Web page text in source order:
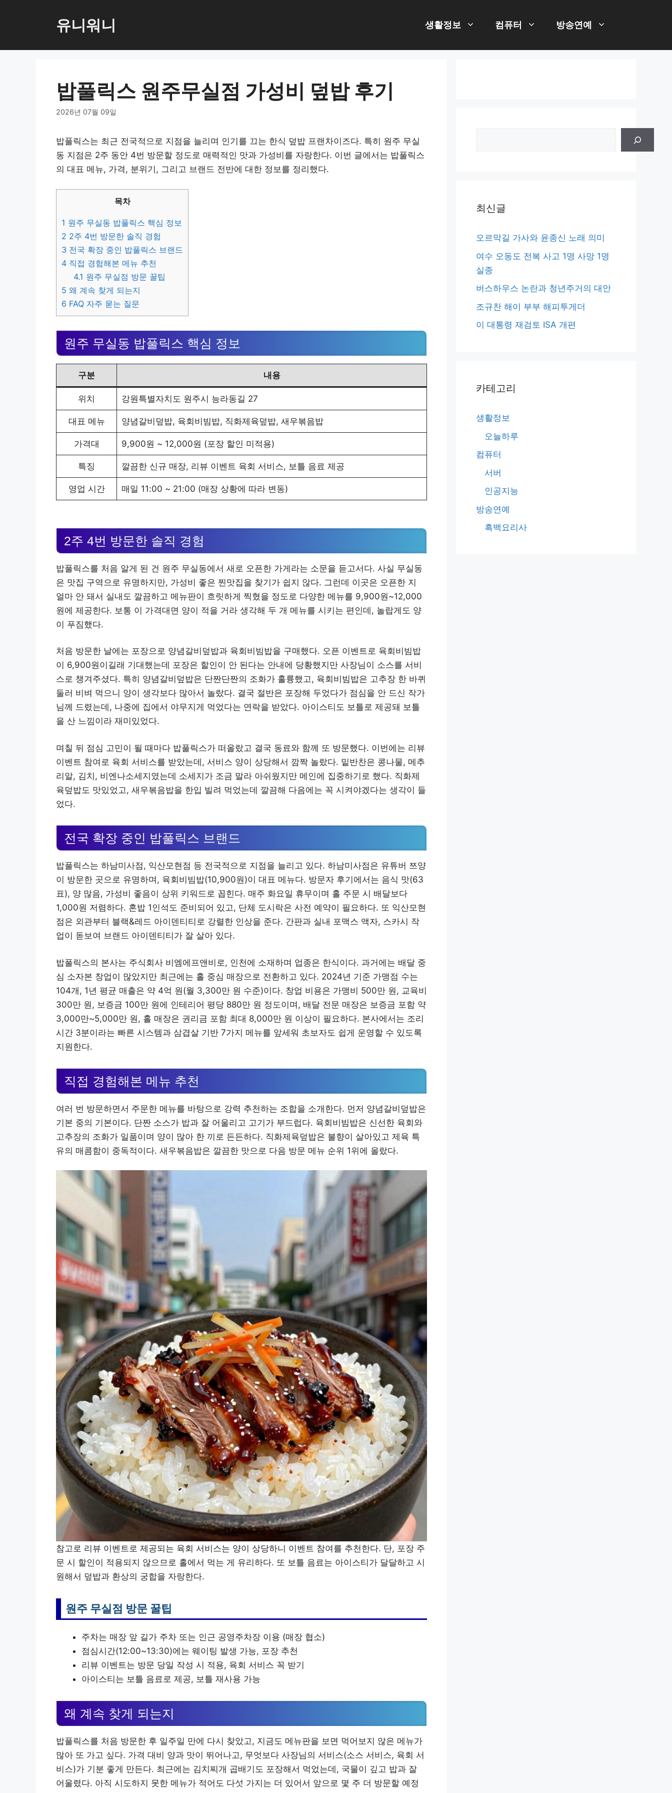
로
유니워니 생활정보 컴퓨터 방송연예
밥풀릭스 원주무실점 가성비 덮밥 후기
2026년 07월 09일
밥풀릭스는 최근 전국적으로 지점을 늘리며 인기를 끄는 한식 덮밥 프랜차이즈다. 특히 원주 무실
동 지점은 2주 동안 4번 방문할 정도로 매력적인 맛과 가성비를 자랑한다. 이번 글에서는 밥풀릭스
의 대표 메뉴, 가격, 분위기, 그리고 브랜드 전반에 대한 정보를 정리했다.
목차
1 원주 무실동 밥풀릭스 핵심 정보
2 2주 4번 방문한 솔직 경험
3 전국 확장 중인 밥풀릭스 브랜드
4 직접 경험해본 메뉴 추천
4.1 원주 무실점 방문 꿀팁
5 왜 계속 찾게 되는지
6 FAQ 자주 묻는 질문
원주 무실동 밥풀릭스 핵심 정보
구분 내용
위치 강원특별자치도 원주시 능라동길 27
대표 메뉴 양념갈비덮밥, 육회비빔밥, 직화제육덮밥, 새우볶음밥
가격대 9,900원 ~ 12,000원 (포장 할인 미적용)
특징 깔끔한 신규 매장, 리뷰 이벤트 육회 서비스, 보틀 음료 제공
영업 시간 매일 11:00 ~ 21:00 (매장 상황에 따라 변동)
2주 4번 방문한 솔직 경험
밥풀릭스를 처음 알게 된 건 원주 무실동에서 새로 오픈한 가게라는 소문을 듣고서다. 사실 무실동
은 맛집 구역으로 유명하지만, 가성비 좋은 찐맛집을 찾기가 쉽지 않다. 그런데 이곳은 오픈한 지
얼마 안 돼서 실내도 깔끔하고 메뉴판이 흐릿하게 찍혔을 정도로 다양한 메뉴를 9,900원~12,000
원에 제공한다. 보통 이 가격대면 양이 적을 거라 생각해 두 개 메뉴를 시키는 편인데, 놀랍게도 양
이 푸짐했다.
처음 방문한 날에는 포장으로 양념갈비덮밥과 육회비빔밥을 구매했다. 오픈 이벤트로 육회비빔밥
이 6,900원이길래 기대했는데 포장은 할인이 안 된다는 안내에 당황했지만 사장님이 소스를 서비
스로 챙겨주셨다. 특히 양념갈비덮밥은 단짠단짠의 조화가 훌륭했고, 육회비빔밥은 고추장 한 바퀴
둘러 비벼 먹으니 양이 생각보다 많아서 놀랐다. 결국 절반은 포장해 두었다가 점심을 안 드신 작가
님께 드렸는데, 나중에 집에서 야무지게 먹었다는 연락을 받았다. 아이스티도 보틀로 제공돼 보틀
을 산 느낌이라 재미있었다.
며칠 뒤 점심 고민이 될 때마다 밥풀릭스가 떠올랐고 결국 동료와 함께 또 방문했다. 이번에는 리뷰
이벤트 참여로 육회 서비스를 받았는데, 서비스 양이 상당해서 깜짝 놀랐다. 밑반찬은 콩나물, 메추
리알, 김치, 비엔나소세지였는데 소세지가 조금 말라 아쉬웠지만 메인에 집중하기로 했다. 직화제
육덮밥도 맛있었고, 새우볶음밥을 한입 빌려 먹었는데 깔끔해 다음에는 꼭 시켜야겠다는 생각이 들
었다.
전국 확장 중인 밥풀릭스 브랜드
밥풀릭스는 하남미사점, 익산모현점 등 전국적으로 지점을 늘리고 있다. 하남미사점은 유튜버 쯔양
이 방문한 곳으로 유명하며, 육회비빔밥(10,900원)이 대표 메뉴다. 방문자 후기에서는 음식 맛(63
표), 양 많음, 가성비 좋음이 상위 키워드로 꼽힌다. 매주 화요일 휴무이며 홀 주문 시 배달보다
1,000원 저렴하다. 혼밥 1인석도 준비되어 있고, 단체 도시락은 사전 예약이 필요하다. 또 익산모현
점은 외관부터 블랙&레드 아이덴티티로 강렬한 인상을 준다. 간판과 실내 포맥스 액자, 스카시 작
업이 돋보여 브랜드 아이덴티티가 잘 살아 있다.
밥풀릭스의 본사는 주식회사 비엠에프앤비로, 인천에 소재하며 업종은 한식이다. 과거에는 배달 중
심 소자본 창업이 많았지만 최근에는 홀 중심 매장으로 전환하고 있다. 2024년 기준 가맹점 수는
104개, 1년 평균 매출은 약 4억 원(월 3,300만 원 수준)이다. 창업 비용은 가맹비 500만 원, 교육비
300만 원, 보증금 100만 원에 인테리어 평당 880만 원 정도이며, 배달 전문 매장은 보증금 포함 약
3,000만~5,000만 원, 홀 매장은 권리금 포함 최대 8,000만 원 이상이 필요하다. 본사에서는 조리
시간 3분이라는 빠른 시스템과 삼겹살 기반 7가지 메뉴를 앞세워 초보자도 쉽게 운영할 수 있도록
지원한다.
직접 경험해본 메뉴 추천
여러 번 방문하면서 주문한 메뉴를 바탕으로 강력 추천하는 조합을 소개한다. 먼저 양념갈비덮밥은
기본 중의 기본이다. 단짠 소스가 밥과 잘 어울리고 고기가 부드럽다. 육회비빔밥은 신선한 육회와
고추장의 조화가 일품이며 양이 많아 한 끼로 든든하다. 직화제육덮밥은 불향이 살아있고 제육 특
유의 매콤함이 중독적이다. 새우볶음밥은 깔끔한 맛으로 다음 방문 메뉴 순위 1위에 올랐다.
참고로 리뷰 이벤트로 제공되는 육회 서비스는 양이 상당하니 이벤트 참여를 추천한다. 단, 포장 주
문 시 할인이 적용되지 않으므로 홀에서 먹는 게 유리하다. 또 보틀 음료는 아이스티가 달달하고 시
원해서 덮밥과 환상의 궁합을 자랑한다.
원주 무실점 방문 꿀팁
주차는 매장 앞 길가 주차 또는 인근 공영주차장 이용 (매장 협소)
점심시간(12:00~13:30)에는 웨이팅 발생 가능, 포장 추천
리뷰 이벤트는 방문 당일 작성 시 적용, 육회 서비스 꼭 받기
아이스티는 보틀 음료로 제공, 보틀 재사용 가능
왜 계속 찾게 되는지
밥풀릭스를 처음 방문한 후 일주일 만에 다시 찾았고, 지금도 메뉴판을 보면 먹어보지 않은 메뉴가
많아 또 가고 싶다. 가격 대비 양과 맛이 뛰어나고, 무엇보다 사장님의 서비스(소스 서비스, 육회 서
비스)가 기분 좋게 만든다. 최근에는 김치찌개 곱배기도 포장해서 먹었는데, 국물이 깊고 밥과 잘
어울렸다. 아직 시도하지 못한 메뉴가 적어도 다섯 가지는 더 있어서 앞으로 몇 주 더 방문할 예정
최신글
오르막길 가사와 윤종신 노래 의미
여수 오동도 전복 사고 1명 사망 1명
실종
버스하우스 논란과 청년주거의 대안
조규찬 해이 부부 해피투게더
이 대통령 재검토 ISA 개편
카테고리
생활정보
오늘하루
컴퓨터
서버
인공지능
방송연예
흑백요리사